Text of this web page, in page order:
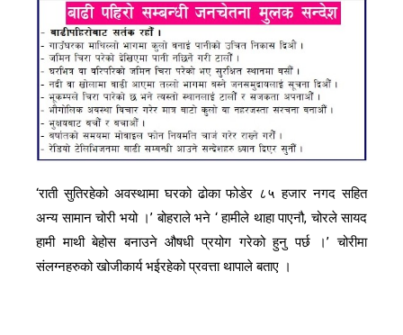
‘राती सुतिरहेको अवस्थामा घरको ढोका फोडेर ८५ हजार नगद सहित
अन्य सामान चोरी भयो ।’ बोहराले भने ‘ हामीले थाहा पाएनौ, चोरले सायद
हामी माथी बेहोस बनाउने औषधी प्रयोग गरेको हुनु पर्छ ।’ चोरीमा
संलग्नहरुको खोजीकार्य भईरहेको प्रवत्ता थापाले बताए ।